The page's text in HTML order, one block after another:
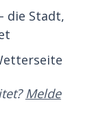
die Stadt,
Melde